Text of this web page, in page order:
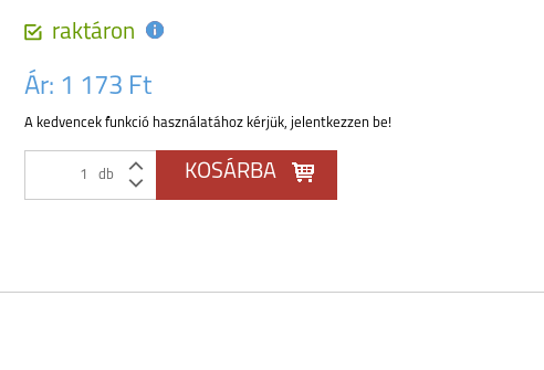
raktáron
Ár: 1 173 Ft
A kedvencek funkció használatához kérjük, jelentkezzen be!
db